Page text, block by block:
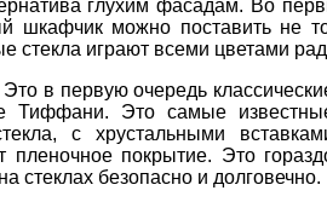
глухим фасадам. Во
шкафчик можно поставить не
стекла играют всеми цветами
в первую очередь
Тиффани. Это самые
с хрустальными
пленочное покрытие. Это
стеклах безопасно и долговечно.